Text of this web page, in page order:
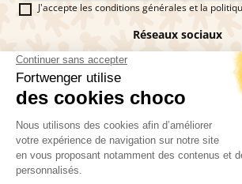
J'accepte les conditions générales et la
Réseaux sociaux
Vous êtes fan de pains
Fortwenger ©2026
Conditions générales de ventes